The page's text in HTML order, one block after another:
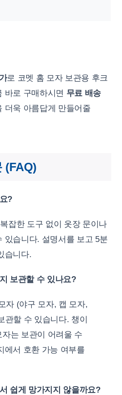
로 코멧 홈 모자 보관용 후크
바로 구매하시면 무료 배송
더욱 아름답게 만들어줄
(FAQ)
?
잡한 도구 없이 옷장 문이나
있습니다. 설명서를 보고 5분
습니다.
보관할 수 있나요?
자 (야구 모자, 캡 모자,
관할 수 있습니다. 챙이
는 보관이 어려울 수
에서 호환 가능 여부를
쉽게 망가지지 않을까요?